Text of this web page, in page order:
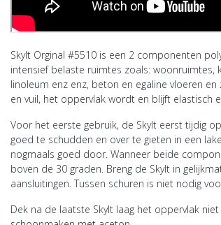
Skylt Orginal #5510 is een 2 componenten
intensief belaste ruimtes zoals:
linoleum enz enz, beton en egaline vloeren
en vuil, het oppervlak wordt en blijft elastisch
Voor het eerste gebruik, de Skylt eerst tijdig
goed te schudden en over te gieten in een
nogmaals goed door. Wanneer beide
boven de 30 graden. Breng de Skylt in
aansluitingen. Tussen schuren is niet nodig
Dek na de laatste Skylt laag het oppervlak